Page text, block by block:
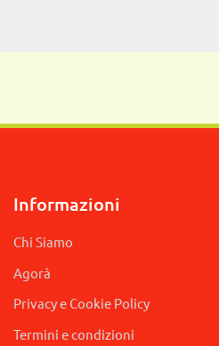
Informazioni
Chi Siamo
Agorà
Privacy e Cookie Policy
Termini e condizioni